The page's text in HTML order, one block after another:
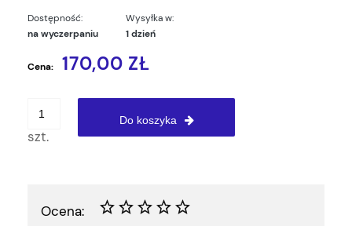
Dostępność:
na wyczerpaniu
Wysyłka w:
1 dzień
Cena: 170,00 ZŁ
szt.
Do koszyka
Ocena: